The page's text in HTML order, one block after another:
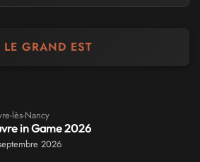
GRAND EST
lès-Nancy
in Game 2026
2026